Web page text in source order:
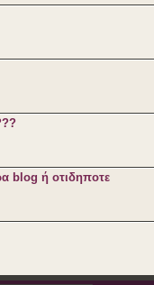
blog ή οτιδηποτε